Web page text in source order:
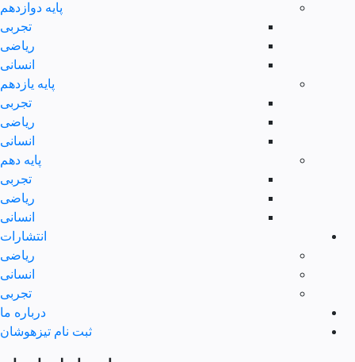
پایه دوازدهم
تجربی
ریاضی
انسانی
پایه یازدهم
تجربی
ریاضی
انسانی
پایه دهم
تجربی
ریاضی
انسانی
انتشارات
ریاضی
انسانی
تجربی
درباره ما
ثبت نام تیزهوشان